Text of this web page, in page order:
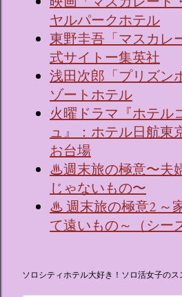
ヤルパークホテル
東野圭吾「マスカレ
式サイトー集英社
浅田次郎「プリズン
ゾートホテル
火曜ドラマ『ホテル
ュ』：ホテル日航
お台場
♨週末旅の極意〜夫
じゃないもの〜
♨ 週末旅の極意2 ～
て遠いもの～（シー
ソロシティホテル大好き！ソロ活女子のス